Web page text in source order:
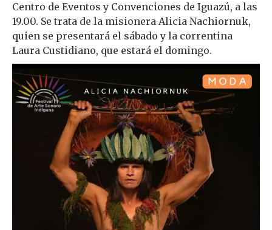
Centro de Eventos y Convenciones de Iguazú, a las
19.00. Se trata de la misionera Alicia Nachiornuk,
quien se presentará el sábado y la correntina
Laura Custidiano, que estará el domingo.